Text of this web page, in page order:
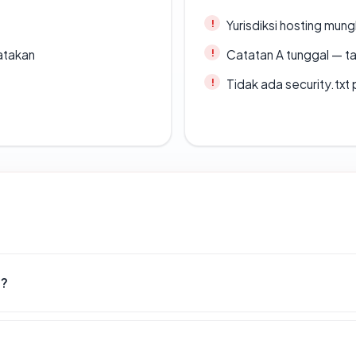
Yurisdiksi hosting
Catatan A tunggal —
Tidak ada security.txt